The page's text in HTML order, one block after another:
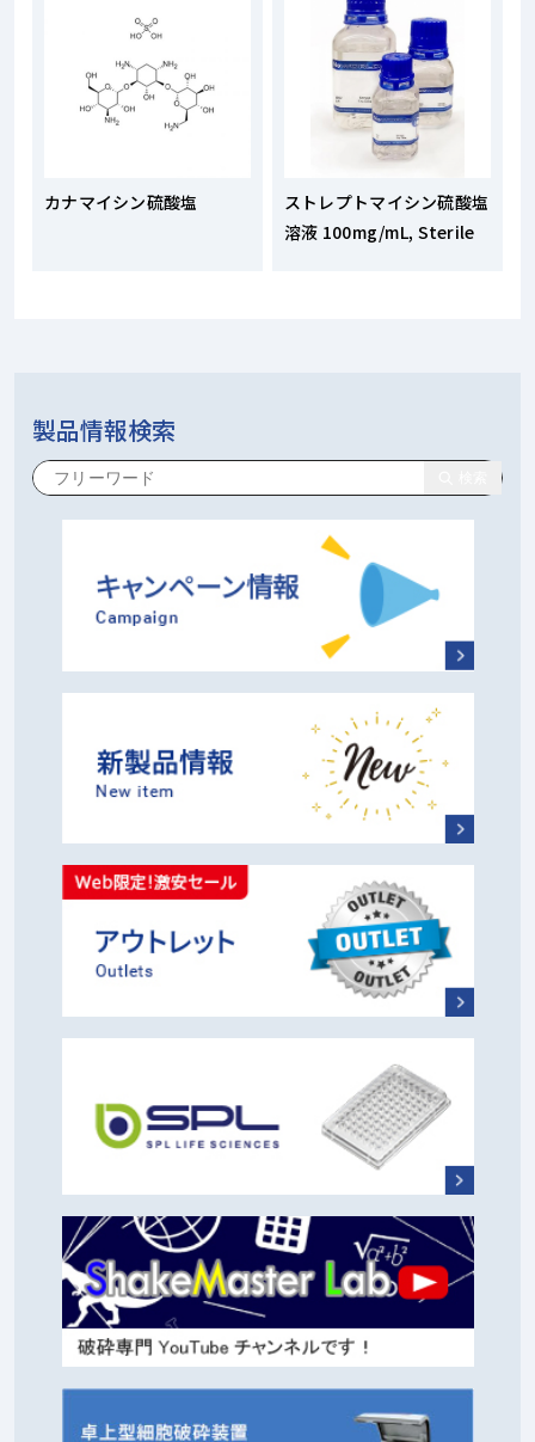
カナマイシン硫酸塩
ストレプトマイシン硫酸塩
溶液 100mg/mL, Sterile
製品情報検索